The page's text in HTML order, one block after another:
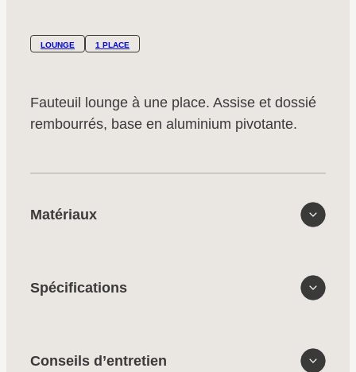
LOUNGE 1 PLACE
Fauteuil lounge à une place. Assise et dossié
rembourrés, base en aluminium pivotante.
Matériaux
Spécifications
Conseils d’entretien